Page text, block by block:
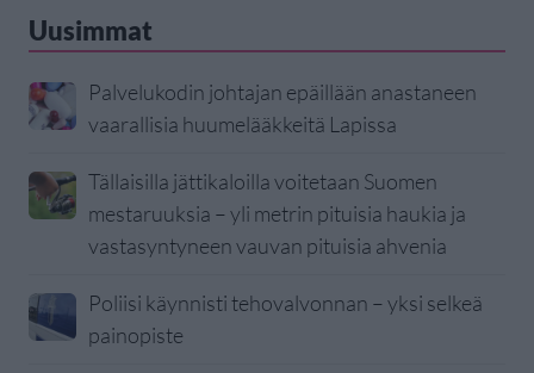
Uusimmat
Palvelukodin johtajan epäillään anastaneen
vaarallisia huumelääkkeitä Lapissa
Tällaisilla jättikaloilla voitetaan Suomen
mestaruuksia – yli metrin pituisia haukia ja
vastasyntyneen vauvan pituisia ahvenia
Poliisi käynnisti tehovalvonnan – yksi selkeä
painopiste